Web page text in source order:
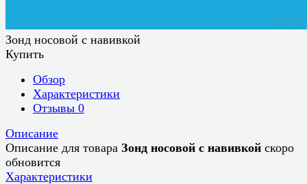
Зонд носовой с навивкой
Купить
Обзор
Характеристики
Отзывы 0
Описание
Описание для товара Зонд носовой с навивкой скоро
обновится
Характеристики